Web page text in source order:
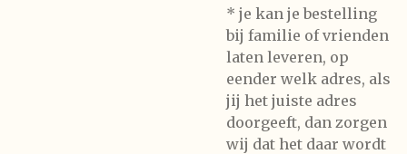
* je kan je bestelling
bij familie of vrienden
laten leveren, op
eender welk adres, als
jij het juiste adres
doorgeeft, dan zorgen
wij dat het daar wordt